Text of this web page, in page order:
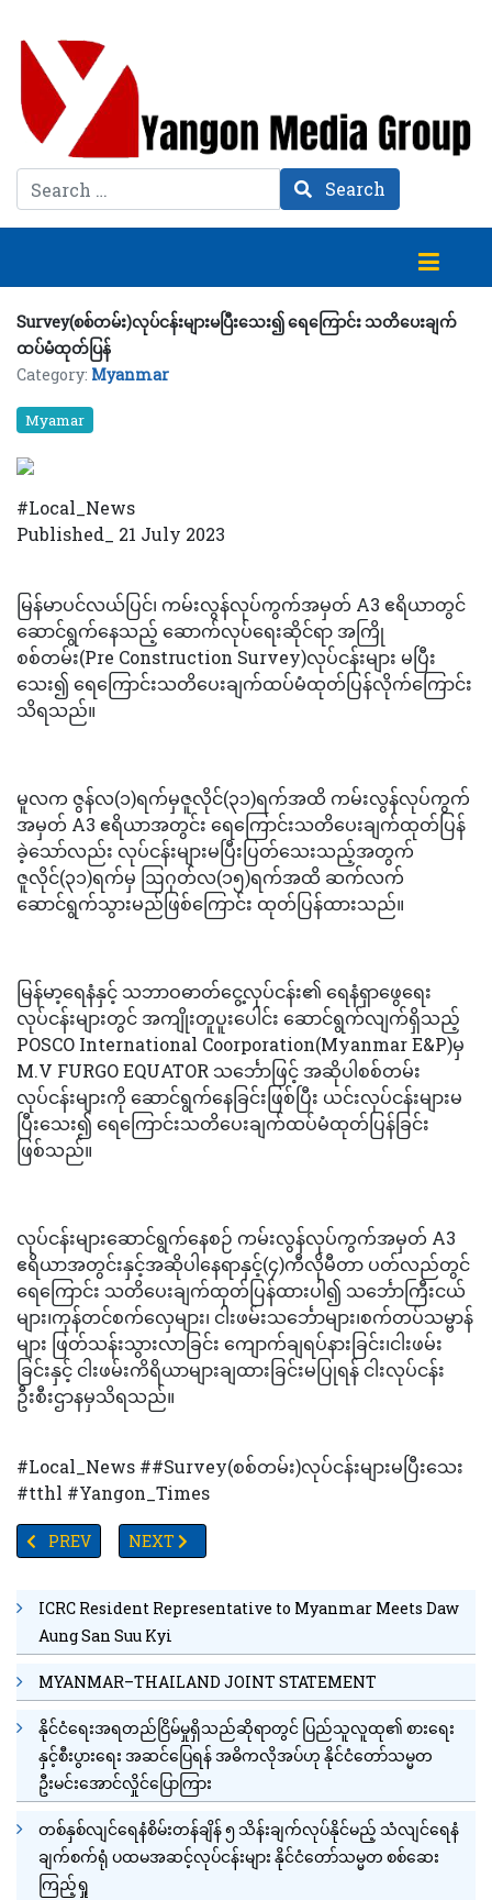
Search Search
Survey(စစ်တမ်း)လုပ်ငန်းများမပြီးသေး၍ ရေကြောင်း သတိပေးချက်
ထပ်မံထုတ်ပြန်
Category: Myanmar
Myamar
#Local_News
Published_ 21 July 2023
မြန်မာပင်လယ်ပြင်၊ ကမ်းလွန်လုပ်ကွက်အမှတ် A3 ဧရိယာတွင်
ဆောင်ရွက်နေသည့် ဆောက်လုပ်ရေးဆိုင်ရာ အကြို
စစ်တမ်း(Pre Construction Survey)လုပ်ငန်းများ မပြီး
သေး၍ ရေကြောင်းသတိပေးချက်ထပ်မံထုတ်ပြန်လိုက်ကြောင်း
သိရသည်။
မူလက ဇွန်လ(၁)ရက်မှဇူလိုင်(၃၁)ရက်အထိ ကမ်းလွန်လုပ်ကွက်
အမှတ် A3 ဧရိယာအတွင်း ရေကြောင်းသတိပေးချက်ထုတ်ပြန်
ခဲ့သော်လည်း လုပ်ငန်းများမပြီးပြတ်သေးသည့်အတွက်
ဇူလိုင်(၃၁)ရက်မှ ဩဂုတ်လ(၁၅)ရက်အထိ ဆက်လက်
ဆောင်ရွက်သွားမည်ဖြစ်ကြောင်း ထုတ်ပြန်ထားသည်။
မြန်မာ့ရေနံနှင့် သဘာဝဓာတ်ငွေ့လုပ်ငန်း၏ ရေနံရှာဖွေရေး
လုပ်ငန်းများတွင် အကျိုးတူပူးပေါင်း ဆောင်ရွက်လျက်ရှိသည့်
POSCO International Coorporation(Myanmar E&P)မှ
M.V FURGO EQUATOR သင်္ဘောဖြင့် အဆိုပါစစ်တမ်း
လုပ်ငန်းများကို ဆောင်ရွက်နေခြင်းဖြစ်ပြီး ယင်းလုပ်ငန်းများမ
ပြီးသေး၍ ရေကြောင်းသတိပေးချက်ထပ်မံထုတ်ပြန်ခြင်း
ဖြစ်သည်။
လုပ်ငန်းများဆောင်ရွက်နေစဉ် ကမ်းလွန်လုပ်ကွက်အမှတ် A3
ဧရိယာအတွင်းနှင့်အဆိုပါနေရာနှင့်(၄)ကီလိုမီတာ ပတ်လည်တွင်
ရေကြောင်း သတိပေးချက်ထုတ်ပြန်ထားပါ၍ သင်္ဘောကြီးငယ်
များ၊ကုန်တင်စက်လှေများ၊ ငါးဖမ်းသင်္ဘောများ၊စက်တပ်သမ္ဗာန်
များ ဖြတ်သန်းသွားလာခြင်း ကျောက်ချရပ်နားခြင်း၊ငါးဖမ်း
ခြင်းနှင့် ငါးဖမ်းကိရိယာများချထားခြင်းမပြုရန် ငါးလုပ်ငန်း
ဦးစီးဌာနမှသိရသည်။
#Local_News ##Survey(စစ်တမ်း)လုပ်ငန်းများမပြီးသေး
#tthl #Yangon_Times
PREVIOUS ARTICLE: TV YANGON TIMES ရဲ့ နေ့စဉ်သတင်း
PREV NEXT ARTICLE: ထိုင်းနိုင်ငံရောက် မြန်မာလုပ်သာ
NEXT
ICRC Resident Representative to Myanmar Meets Daw
Aung San Suu Kyi
MYANMAR–THAILAND JOINT STATEMENT
နိုင်ငံရေးအရတည်ငြိမ်မှုရှိသည်ဆိုရာတွင် ပြည်သူလူထု၏ စားရေး
နှင့်စီးပွားရေး အဆင်ပြေရန် အဓိကလိုအပ်ဟု နိုင်ငံတော်သမ္မတ
ဦးမင်းအောင်လှိုင်ပြောကြား
တစ်နှစ်လျင်ရေနံစိမ်းတန်ချိန် ၅ သိန်းချက်လုပ်နိုင်မည့် သံလျင်ရေနံ
ချက်စက်ရုံ ပထမအဆင့်လုပ်ငန်းများ နိုင်ငံတော်သမ္မတ စစ်ဆေး
ကြည့်ရှု